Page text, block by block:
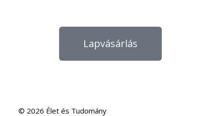
Lapvásárlás
© 2026 Élet és Tudomány